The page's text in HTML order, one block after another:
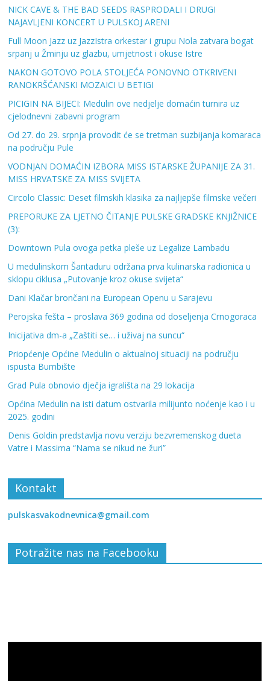
NICK CAVE & THE BAD SEEDS RASPRODALI I DRUGI
NAJAVLJENI KONCERT U PULSKOJ ARENI
Full Moon Jazz uz JazzIstra orkestar i grupu Nola zatvara bogat
srpanj u Žminju uz glazbu, umjetnost i okuse Istre
NAKON GOTOVO POLA STOLJEĆA PONOVNO OTKRIVENI
RANOKRŠĆANSKI MOZAICI U BETIGI
PICIGIN NA BIJECI: Medulin ove nedjelje domaćin turnira uz
cjelodnevni zabavni program
Od 27. do 29. srpnja provodit će se tretman suzbijanja komaraca
na području Pule
VODNJAN DOMAĆIN IZBORA MISS ISTARSKE ŽUPANIJE ZA 31.
MISS HRVATSKE ZA MISS SVIJETA
Circolo Classic: Deset filmskih klasika za najljepše filmske večeri
PREPORUKE ZA LJETNO ČITANJE PULSKE GRADSKE KNJIŽNICE
(3):
Downtown Pula ovoga petka pleše uz Legalize Lambadu
U medulinskom Šantaduru održana prva kulinarska radionica u
sklopu ciklusa „Putovanje kroz okuse svijeta“
Dani Klačar brončani na European Openu u Sarajevu
Perojska fešta – proslava 369 godina od doseljenja Crnogoraca
Inicijativa dm-a „Zaštiti se… i uživaj na suncu“
Priopćenje Općine Medulin o aktualnoj situaciji na području
ispusta Bumbište
Grad Pula obnovio dječja igrališta na 29 lokacija
Općina Medulin na isti datum ostvarila milijunto noćenje kao i u
2025. godini
Denis Goldin predstavlja novu verziju bezvremenskog dueta
Vatre i Massima “Nama se nikud ne žuri”
Kontakt
pulskasvakodnevnica@gmail.com
Potražite nas na Facebooku